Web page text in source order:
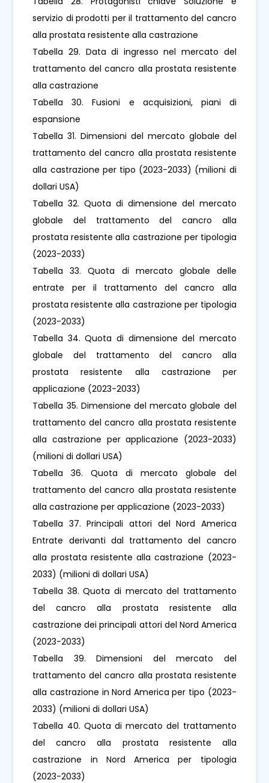
servizio di prodotti per il trattamento del cancro
alla prostata resistente alla castrazione
Tabella 29. Data di ingresso nel mercato del
trattamento del cancro alla prostata resistente
alla castrazione
Tabella 30. Fusioni e acquisizioni, piani di
espansione
Tabella 31. Dimensioni del mercato globale del
trattamento del cancro alla prostata resistente
alla castrazione per tipo (2023-2033) (milioni di
dollari USA)
Tabella 32. Quota di dimensione del mercato
globale del trattamento del cancro alla
prostata resistente alla castrazione per tipologia
(2023-2033)
Tabella 33. Quota di mercato globale delle
entrate per il trattamento del cancro alla
prostata resistente alla castrazione per tipologia
(2023-2033)
Tabella 34. Quota di dimensione del mercato
globale del trattamento del cancro alla
prostata resistente alla castrazione per
applicazione (2023-2033)
Tabella 35. Dimensione del mercato globale del
trattamento del cancro alla prostata resistente
alla castrazione per applicazione (2023-2033)
(milioni di dollari USA)
Tabella 36. Quota di mercato globale del
trattamento del cancro alla prostata resistente
alla castrazione per applicazione (2023-2033)
Tabella 37. Principali attori del Nord America
Entrate derivanti dal trattamento del cancro
alla prostata resistente alla castrazione (2023-
2033) (milioni di dollari USA)
Tabella 38. Quota di mercato del trattamento
del cancro alla prostata resistente alla
castrazione dei principali attori del Nord America
(2023-2033)
Tabella 39. Dimensioni del mercato del
trattamento del cancro alla prostata resistente
alla castrazione in Nord America per tipo (2023-
2033) (milioni di dollari USA)
Tabella 40. Quota di mercato del trattamento
del cancro alla prostata resistente alla
castrazione in Nord America per tipologia
(2023-2033)